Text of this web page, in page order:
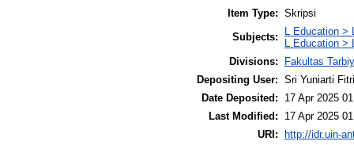
Item Type: Skripsi
Subjects:
L Education >
L Education >
Divisions:
Fakultas
Depositing User: Sri Yuniarti
Date Deposited:
17 Apr 2025
Last Modified:
17 Apr 2025
URI: http://idr.uin-